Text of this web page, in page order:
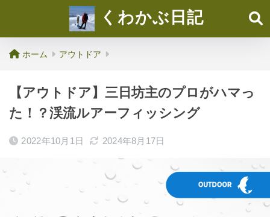
くわかぶ日記
ホーム アウトドア
【アウトドア】三日坊主のプロがハマっ
た！？渓流ルアーフィッシング
2022年10月1日 2024年8月17日